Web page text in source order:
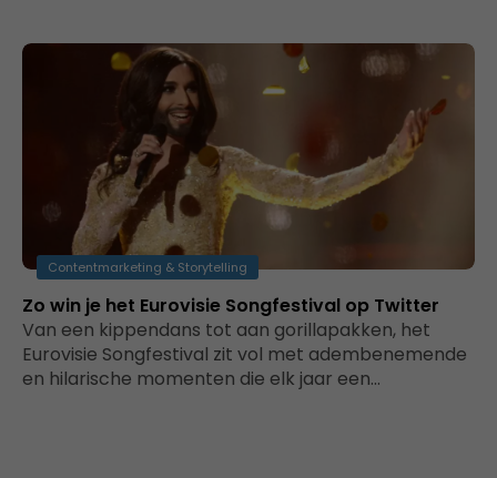
Contentmarketing & Storytelling
Zo win je het Eurovisie Songfestival op Twitter
Van een kippendans tot aan gorillapakken, het
Eurovisie Songfestival zit vol met adembenemende
en hilarische momenten die elk jaar een…